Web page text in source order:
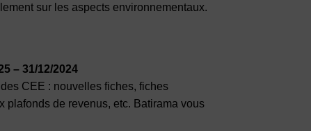
sur les aspects environnementaux.
– 31/12/2024
CEE : nouvelles fiches, fiches
plafonds de revenus, etc. Batirama vous